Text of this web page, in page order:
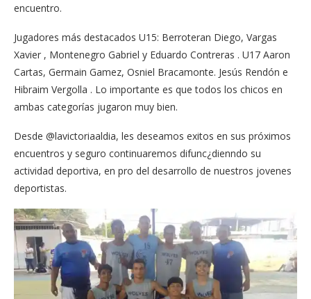
encuentro.
Jugadores más destacados U15: Berroteran Diego, Vargas
Xavier , Montenegro Gabriel y Eduardo Contreras . U17 Aaron
Cartas, Germain Gamez, Osniel Bracamonte. Jesús Rendón e
Hibraim Vergolla . Lo importante es que todos los chicos en
ambas categorías jugaron muy bien.
Desde @lavictoriaaldia, les deseamos exitos en sus próximos
encuentros y seguro continuaremos difunc¿dienndo su
actividad deportiva, en pro del desarrollo de nuestros jovenes
deportistas.